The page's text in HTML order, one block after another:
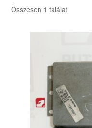
Összesen 1 találat